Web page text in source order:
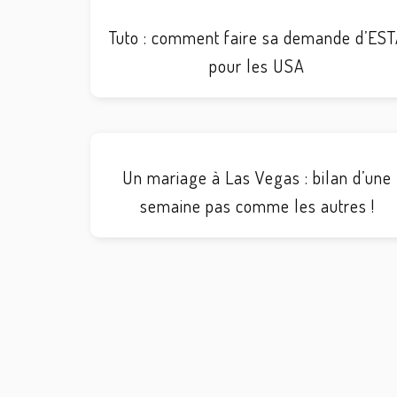
Tuto : comment faire sa demande
pour les USA
Un mariage à Las Vegas : bilan d’une
semaine pas comme les autres !